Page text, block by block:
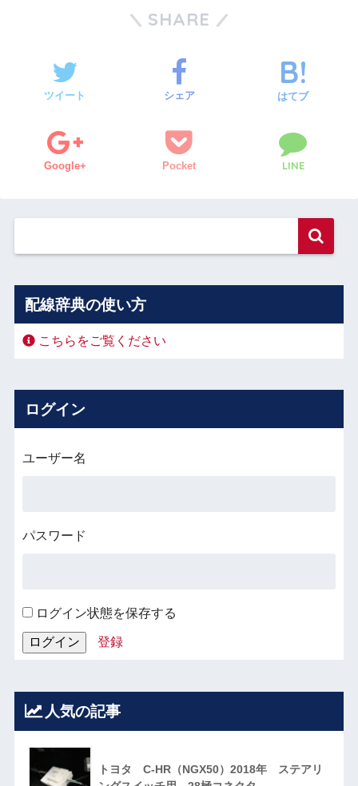
SHARE
ツイート シェア はてブ
Google+ Pocket LINE
配線辞典の使い方
こちらをご覧ください
ログイン
ユーザー名
パスワード
ログイン状態を保存する
登録
人気の記事
トヨタ C-HR（NGX50）2018年 ステアリ